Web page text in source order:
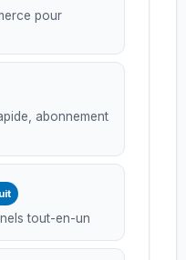
pour
abonnement
tout-en-un